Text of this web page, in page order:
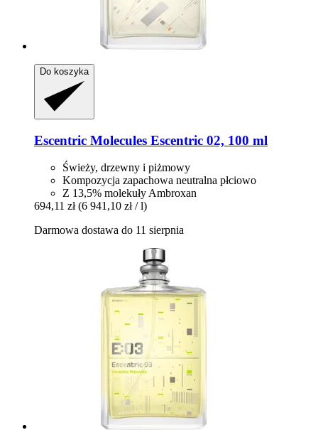
Do koszyka
Escentric Molecules Escentric 02, 100 ml
Świeży, drzewny i piżmowy
Kompozycja zapachowa neutralna płciowo
Z 13,5% molekuły Ambroxan
694,11 zł (6 941,10 zł / l)
Darmowa dostawa do 11 sierpnia